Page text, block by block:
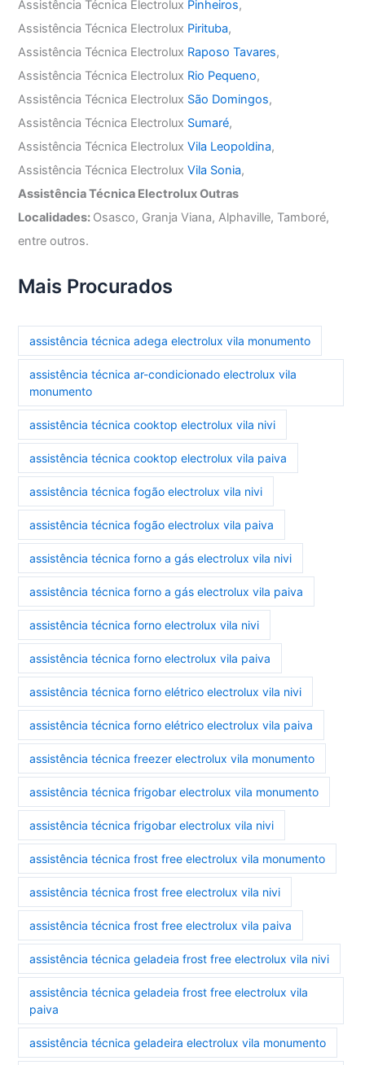
Assistência Técnica Electrolux Pinheiros,
Assistência Técnica Electrolux Pirituba,
Assistência Técnica Electrolux Raposo Tavares,
Assistência Técnica Electrolux Rio Pequeno,
Assistência Técnica Electrolux São Domingos,
Assistência Técnica Electrolux Sumaré,
Assistência Técnica ElectroluxVila Leopoldina,
Assistência Técnica ElectroluxVila Sonia,
Assistência Técnica Electrolux Outras
Localidades: Osasco, Granja Viana, Alphaville, Tamboré,
entre outros.
Mais Procurados
assistência técnica adega electrolux vila monumento
assistência técnica ar-condicionado electrolux vila
monumento
assistência técnica cooktop electrolux vila nivi
assistência técnica cooktop electrolux vila paiva
assistência técnica fogão electrolux vila nivi
assistência técnica fogão electrolux vila paiva
assistência técnica forno a gás electrolux vila nivi
assistência técnica forno a gás electrolux vila paiva
assistência técnica forno electrolux vila nivi
assistência técnica forno electrolux vila paiva
assistência técnica forno elétrico electrolux vila nivi
assistência técnica forno elétrico electrolux vila paiva
assistência técnica freezer electrolux vila monumento
assistência técnica frigobar electrolux vila monumento
assistência técnica frigobar electrolux vila nivi
assistência técnica frost free electrolux vila monumento
assistência técnica frost free electrolux vila nivi
assistência técnica frost free electrolux vila paiva
assistência técnica geladeia frost free electrolux vila nivi
assistência técnica geladeia frost free electrolux vila
paiva
assistência técnica geladeira electrolux vila monumento